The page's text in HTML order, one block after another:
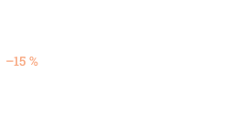
–15 %